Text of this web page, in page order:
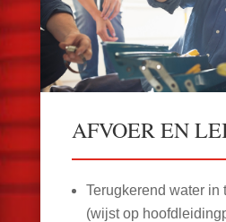
AFVOER EN
Terugkerend water in
(wijst op